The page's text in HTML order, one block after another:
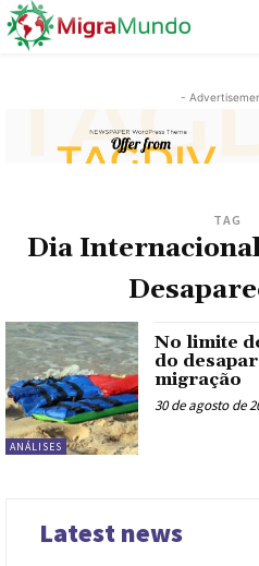
-
TAG
Dia
ANÁLISES
No limite
do
migração
30 de agosto de
Latest news